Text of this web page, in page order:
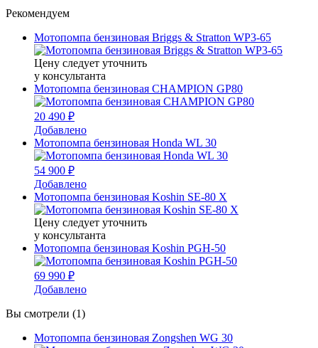
Рекомендуем
Мотопомпа бензиновая Briggs & Stratton WP3-65
Цену следует уточнить
у консультанта
Мотопомпа бензиновая CHAMPION GP80
20 490 ₽
Добавлено
Мотопомпа бензиновая Honda WL 30
54 900 ₽
Добавлено
Мотопомпа бензиновая Koshin SE-80 X
Цену следует уточнить
у консультанта
Мотопомпа бензиновая Koshin PGH-50
69 990 ₽
Добавлено
Вы смотрели (1)
Мотопомпа бензиновая Zongshen WG 30